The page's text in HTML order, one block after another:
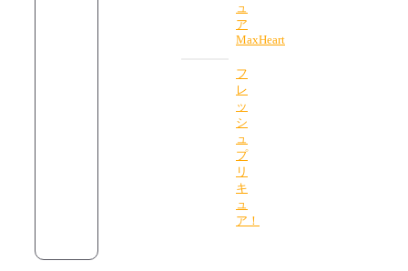
ュ
ア
MaxHeart
フ
レ
ッ
シ
ュ
プ
リ
キ
ュ
ア！